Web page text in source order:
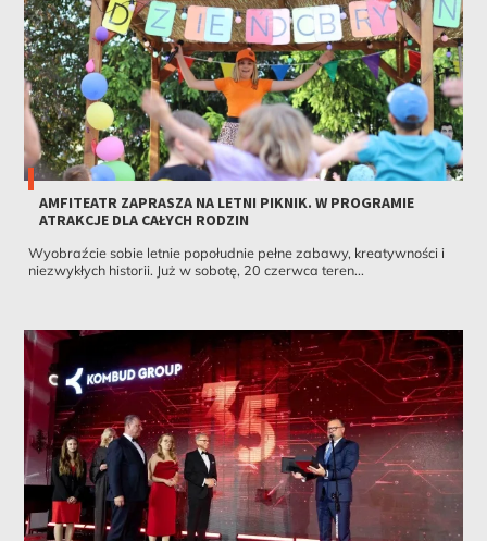
AMFITEATR ZAPRASZA NA LETNI PIKNIK. W PROGRAMIE
ATRAKCJE DLA CAŁYCH RODZIN
Wyobraźcie sobie letnie popołudnie pełne zabawy, kreatywności i
niezwykłych historii. Już w sobotę, 20 czerwca teren...